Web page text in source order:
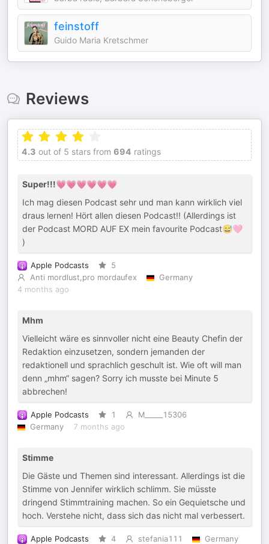
feinstoff
Guido Maria Kretschmer
Reviews
4.3 out of 5 stars from 694 ratings
Super!!!💗💗💗💗💗💗
Ich mag diesen Podcast sehr und man kann wirklich viel
draus lernen! Hört allen diesen Podcast!! (Allerdings ist
der Podcast MORD AUF EX mein favourite Podcast😅🩷
)
Apple Podcasts
5
Anti mordlust,pro mordaufex
Germany
4 months ago
Mhm
Vielleicht wäre es sinnvoller nicht eine Beauty Chefin der
Redaktion einzusetzen, sondern jemanden der
redaktionell und sprachlich geschult ist. Wie oft will man
denn „mhm“ sagen? Sorry ich musste bei Minute 5
abbrechen!
Apple Podcasts 1
M_____15306
Germany
7 months ago
Stimme
Die Gäste und Themen sind interessant. Allerdings ist die
Stimme von Jennifer wirklich schlimm. Sie müsste
dringend Stimmtraining machen. So ein Gequietsche und
hoch. Verstehe nicht, dass sich das nicht mal verbessert.
Apple Podcasts 4 stefania111
Germany